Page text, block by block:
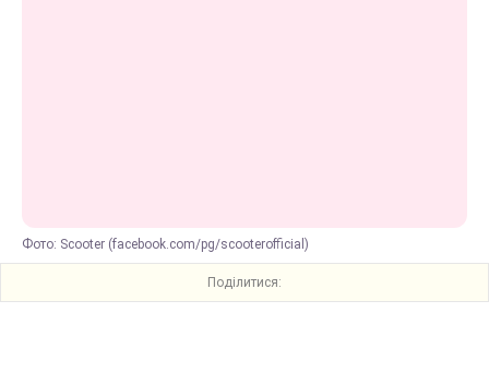
Фото: Scooter (facebook.com/pg/scooterofficial)
Поділитися: